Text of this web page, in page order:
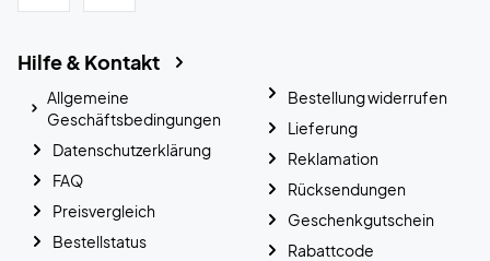
Hilfe & Kontakt
Allgemeine
Geschäftsbedingungen
Datenschutzerklärung
FAQ
Preisvergleich
Bestellstatus
Bestellung widerrufen
Lieferung
Reklamation
Rücksendungen
Geschenkgutschein
Rabattcode